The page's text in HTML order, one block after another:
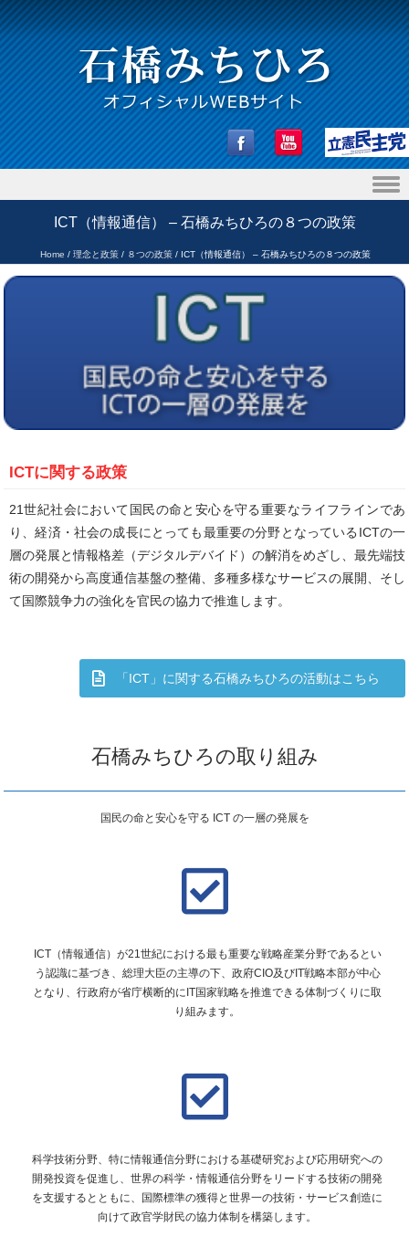
ICT（情報通信） – 石橋みちひろの８つの政策
Home / 理念と政策/ ８つの政策/ ICT（情報通信） – 石橋みちひろの８つの政策
ICTに関する政策
21世紀社会において国民の命と安心を守る重要なライフラインであ
り、経済・社会の成長にとっても最重要の分野となっているICTの一
層の発展と情報格差（デジタルデバイド）の解消をめざし、最先端技
術の開発から高度通信基盤の整備、多種多様なサービスの展開、そし
て国際競争力の強化を官民の協力で推進します。
「ICT」に関する石橋みちひろの活動はこちら
石橋みちひろの取り組み
国民の命と安心を守る ICT の一層の発展を
ICT（情報通信）が21世紀における最も重要な戦略産業分野であるとい
う認識に基づき、総理大臣の主導の下、政府CIO及びIT戦略本部が中心
となり、行政府が省庁横断的にIT国家戦略を推進できる体制づくりに取
り組みます。
科学技術分野、特に情報通信分野における基礎研究および応用研究への
開発投資を促進し、世界の科学・情報通信分野をリードする技術の開発
を支援するとともに、国際標準の獲得と世界一の技術・サービス創造に
向けて政官学財民の協力体制を構築します。